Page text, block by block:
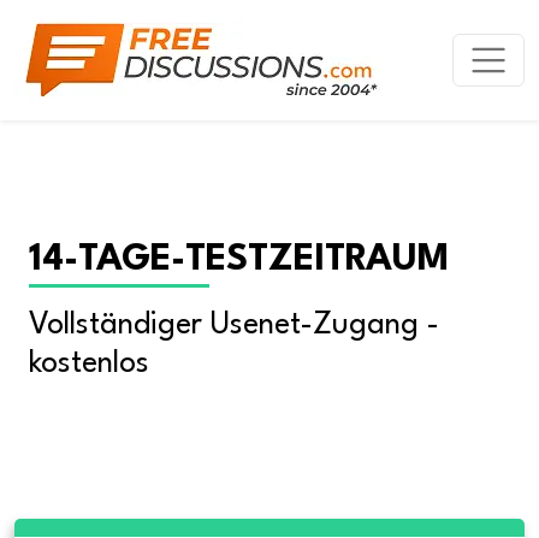
14-TAGE-TESTZEITRAUM
Vollständiger Usenet-Zugang -
kostenlos